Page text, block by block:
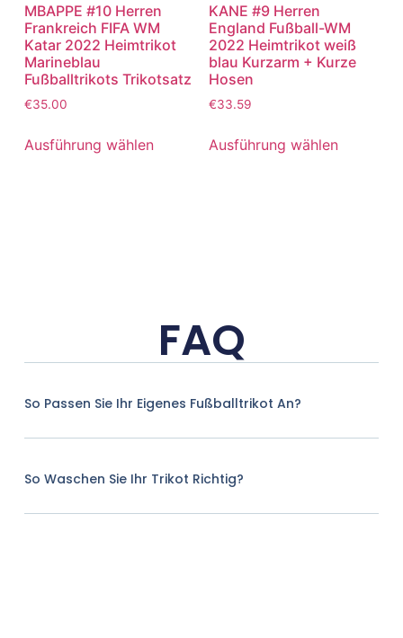
MBAPPE #10 Herren
Frankreich FIFA WM
Katar 2022 Heimtrikot
Marineblau
Fußballtrikots Trikotsatz
€35.00
Ausführung wählen
KANE #9 Herren
England Fußball-WM
2022 Heimtrikot weiß
blau Kurzarm + Kurze
Hosen
€33.59
Ausführung wählen
FAQ
So Passen Sie Ihr Eigenes Fußballtrikot An?
So Waschen Sie Ihr Trikot Richtig?